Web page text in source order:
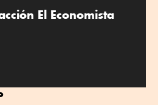
El Economista